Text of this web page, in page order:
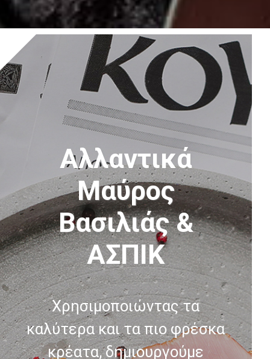
Αλλαντικά
Μαύρος
Βασιλιάς &
ΑΣΠΙΚ
Χρησιμοποιώντας τα
καλύτερα και τα πιο φρέσκα
κρέατα, δημιουργούμε